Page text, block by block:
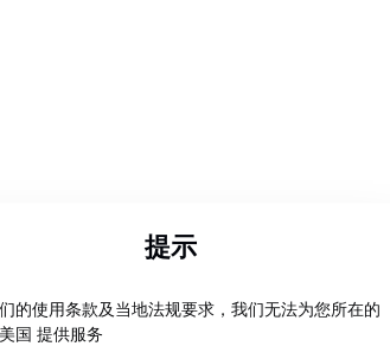
提示
的使用条款及当地法规要求，我们无法为您所在的
国 提供服务